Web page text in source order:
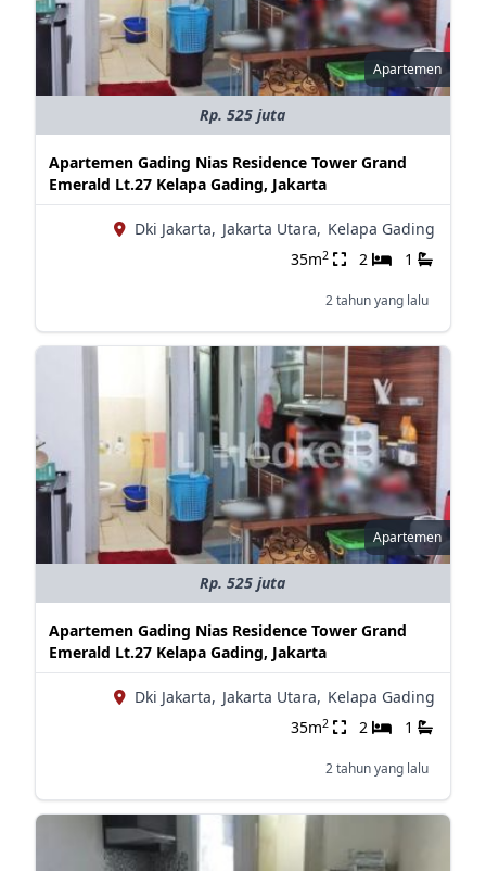
Apartemen
Rp. 525 juta
Apartemen Gading Nias Residence Tower Grand
Emerald Lt.27 Kelapa Gading, Jakarta
Dki Jakarta, Jakarta Utara, Kelapa Gading
35m2 2 1
2 tahun yang lalu
Apartemen
Rp. 525 juta
Apartemen Gading Nias Residence Tower Grand
Emerald Lt.27 Kelapa Gading, Jakarta
Dki Jakarta, Jakarta Utara, Kelapa Gading
35m2 2 1
2 tahun yang lalu